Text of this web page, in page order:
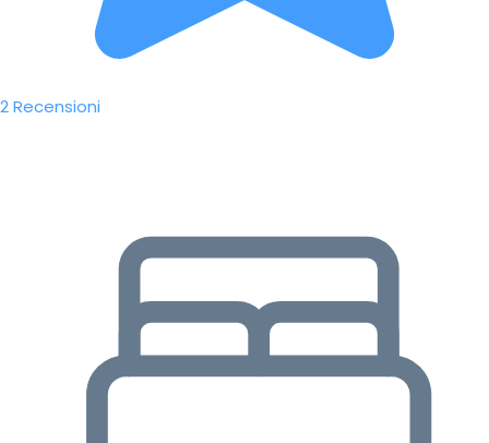
2 Recensioni